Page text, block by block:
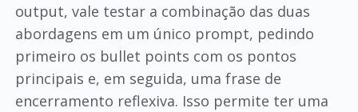
output, vale testar a combinação das duas
abordagens em um único prompt, pedindo
primeiro os bullet points com os pontos
principais e, em seguida, uma frase de
encerramento reflexiva. Isso permite ter uma